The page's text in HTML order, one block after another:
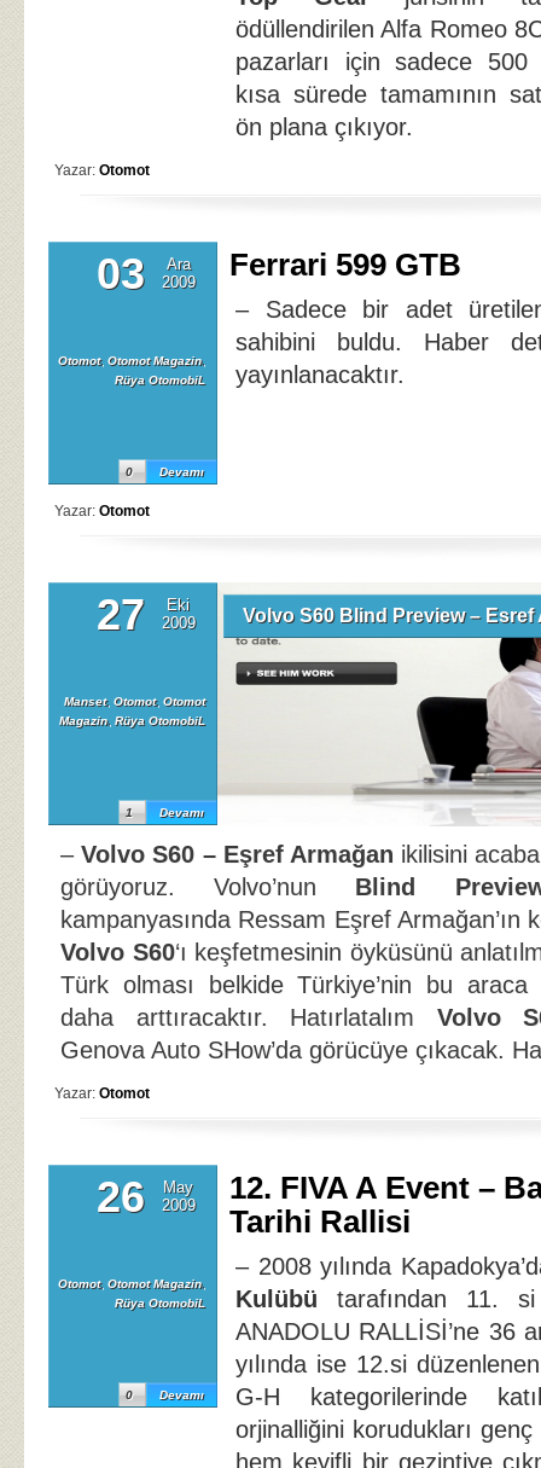
ödüllendirilen Alfa Romeo
pazarları için sadece
kısa sürede tamamının
ön plana çıkıyor.
Yazar: Otomot
03
Ara
2009
Otomot, Otomot Magazin,
Rüya OtomobiL
Devamı
0
Ferrari 599 GTB
– Sadece bir adet
sahibini buldu. Haber
yayınlanacaktır.
Yazar: Otomot
27
Eki
2009
Manset, Otomot, Otomot
Magazin, Rüya OtomobiL
Devamı
1
Volvo S60 Blind Preview – Esref
–Volvo S60 – Eşref Armağan ikilisini
görüyoruz. Volvo’nun Blind
kampanyasında Ressam Eşref Armağan’ın
Volvo S60‘ı keşfetmesinin öyküsünü
Türk olması belkide Türkiye’nin bu
daha arttıracaktır. Hatırlatalım Volvo
Genova Auto SHow’da görücüye çıkacak.
Yazar: Otomot
26
May
2009
Otomot, Otomot Magazin,
Rüya OtomobiL
Devamı
0
12. FIVA A Event –
Tarihi Rallisi
– 2008 yılında
Kulübü tarafından 11.
ANADOLU RALLİSİ’ne 36
yılında ise 12.si
G-H kategorilerinde
orjinalliğini korudukları genç
hem keyifli bir gezintiye